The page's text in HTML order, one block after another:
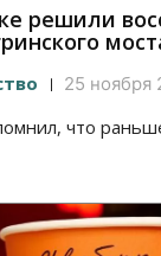
решили
25 ноября
что